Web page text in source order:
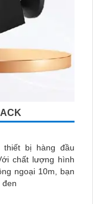
thiết bị hàng đầu
ngoại 10m, bạn
đen